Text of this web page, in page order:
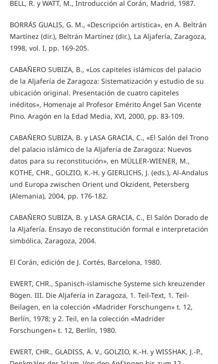
BELL, R. y WATT, M., Introducción al Corán, Madrid, 1987.
BORRÁS GUALIS, G. M., «Descripción artística», en A. Beltrán
Martínez (dir.), Beltrán Martínez (dir.), La Aljafería, Zaragoza,
1998, vol. I, pp. 169-205.
CABAÑERO SUBIZA, B., «Los capiteles islámicos del palacio
de la Aljafería de Zaragoza: Sistematización y estudio de su
ubicación original. Presentación de cuatro capiteles
inéditos», Homenaje al Profesor Emérito Ángel San Vicente
Pino. Aragón en la Edad Media, XVI, 2000, pp. 83-109.
CABAÑERO SUBIZA, B. y LASA GRACIA, C., «El Salón del Trono
del palacio islámico de la Aljafería de Zaragoza: Nuevos
datos para su reconstitución», en MÜLLER-WIENER, M.,
KOTHE, CHR., GOLZIO, K.-H. y GIERLICHS, J. (eds.), Al-Andalus
und Europa zwischen Orient und Okzident, Petersberg
(Alemania), 2004, pp. 176-182.
CABAÑERO SUBIZA, B. y LASA GRACIA, C., El Salón Dorado de
la Aljafería. Ensayo de reconstitución formal e interpretación
simbólica, Zaragoza, 2004.
El Corán, edición de J. Cortés, Barcelona, 1980.
EWERT, CHR., Spanisch-islamische Systeme sich kreuzender
Bögen. III. Die Aljafería in Zaragoza, 1. Teil-Text, 1. Teil-
Beilagen, en la colección «Madrider Forschungen» t. 12,
Berlín, 1978; y 2. Teil, en la colección «Madrider
Forschungen» t. 12, Berlín, 1980.
EWERT, CHR., GLADISS, A. V., GOLZIO, K.-H. y WISSHAK, J.-P.,